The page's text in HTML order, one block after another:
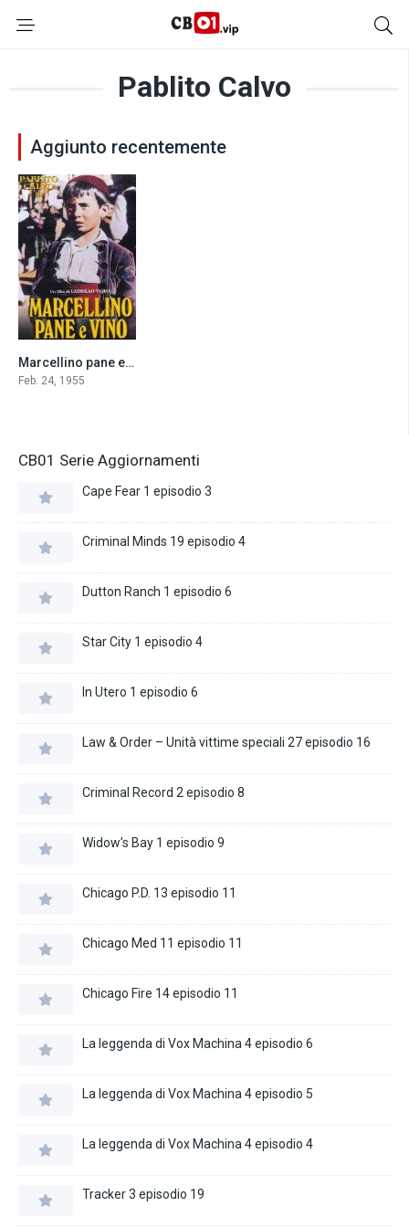
Pablito Calvo
Aggiunto recentemente
7.3Marcellino pane e vino (1955)
Feb. 24, 1955
CB01 Serie Aggiornamenti
Cape Fear 1 episodio 3
Criminal Minds 19 episodio 4
Dutton Ranch 1 episodio 6
Star City 1 episodio 4
In Utero 1 episodio 6
Law & Order – Unità vittime speciali 27 episodio 16
Criminal Record 2 episodio 8
Widow’s Bay 1 episodio 9
Chicago P.D. 13 episodio 11
Chicago Med 11 episodio 11
Chicago Fire 14 episodio 11
La leggenda di Vox Machina 4 episodio 6
La leggenda di Vox Machina 4 episodio 5
La leggenda di Vox Machina 4 episodio 4
Tracker 3 episodio 19